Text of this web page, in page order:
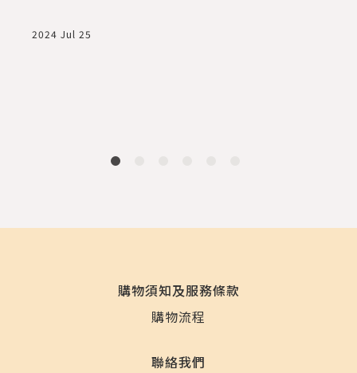
2024 Jul 25
購物須知及服務條款
購物流程
聯絡我們